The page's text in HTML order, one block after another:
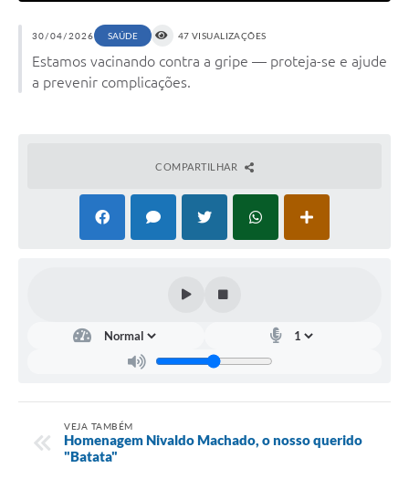
30/04/2026 SAÚDE 47 VISUALIZAÇÕES
Estamos vacinando contra a gripe — proteja-se e ajude
a prevenir complicações.
COMPARTILHAR
VEJA TAMBÉM
Homenagem Nivaldo Machado, o nosso querido
"Batata"